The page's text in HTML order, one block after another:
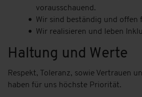
vorausschauend.
Wir sind beständig und offen
Wir realisieren und leben
Haltung und Werte
Respekt, Toleranz, sowie Vertrauen
haben für uns höchste Priorität.